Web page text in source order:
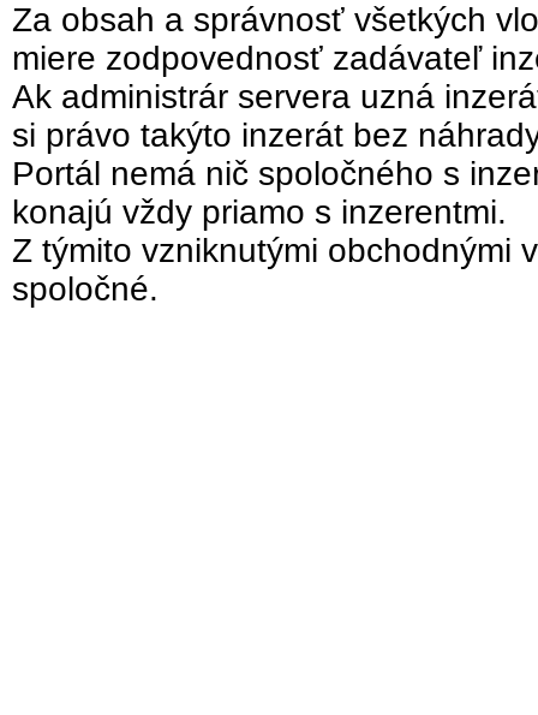
Za obsah a správnosť všetkých
miere zodpovednosť zadávateľ
Ak administrár servera uzná
si právo takýto inzerát bez
Portál nemá nič spoločného s
konajú vždy priamo s inzerentmi.
Z týmito vzniknutými obchodnými
spoločné.